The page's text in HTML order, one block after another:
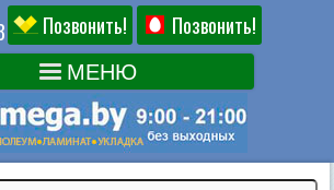
Позвонить! Позвонить!